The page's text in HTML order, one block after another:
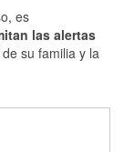
es
las alertas
su familia y la